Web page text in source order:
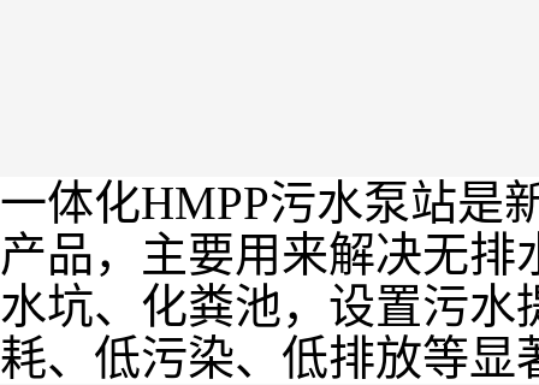
一体化HMPP污水泵站是
产品，主要用来解决无
水坑、化粪池，设置污水
耗、低污染、低排放等显